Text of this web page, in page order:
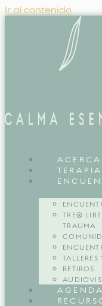
Ir al contenido
TERAPIA
TRE®
TRAUMA
RETIROS
AGENDA